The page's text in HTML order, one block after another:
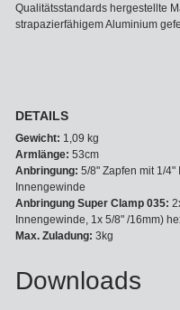
Qualitätsstandards hergestellte
strapazierfähigem Aluminium
DETAILS
Gewicht: 1,09 kg
Armlänge: 53cm
Anbringung: 5/8" Zapfen mit 1/
Innengewinde
Anbringung Super Clamp 035:
Innengewinde, 1x 5/8" /16mm)
Max. Zuladung: 3kg
Downloads